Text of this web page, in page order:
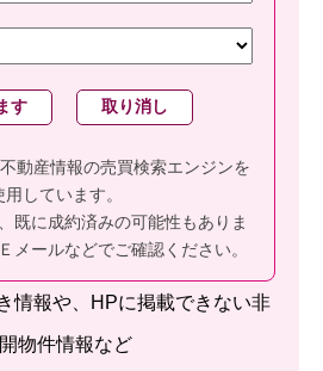
動産情報の売買検索エンジンを
用しています。
既に成約済みの可能性もありま
メールなどでご確認ください。
情報や、HPに掲載できない非
物件情報など